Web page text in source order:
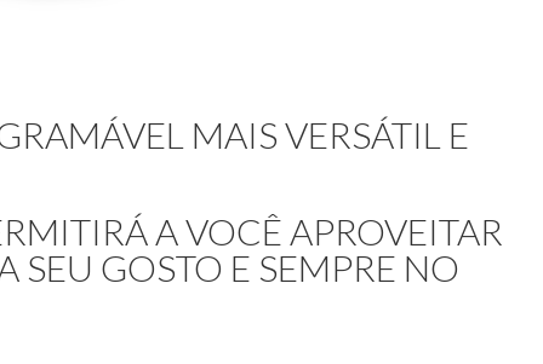
MAIS VERSÁTIL E
A VOCÊ APROVEITAR
SEU GOSTO E SEMPRE NO